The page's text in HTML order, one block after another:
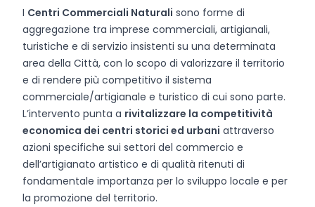
I Centri Commerciali Naturali sono forme di
aggregazione tra imprese commerciali, artigianali,
turistiche e di servizio insistenti su una determinata
area della Città, con lo scopo di valorizzare il territorio
e di rendere più competitivo il sistema
commerciale/artigianale e turistico di cui sono parte.
L’intervento punta a rivitalizzare la competitività
economica dei centri storici ed urbani attraverso
azioni specifiche sui settori del commercio e
dell’artigianato artistico e di qualità ritenuti di
fondamentale importanza per lo sviluppo locale e per
la promozione del territorio.